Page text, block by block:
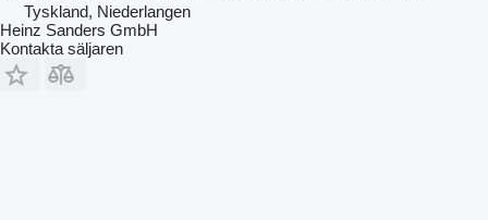
Tyskland, Niederlangen
Heinz Sanders GmbH
Kontakta säljaren